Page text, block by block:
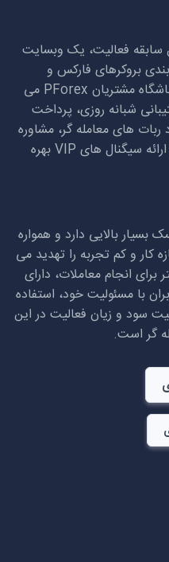
ای با بیش از 17 سال سابقه فعالیت، یک وبسایت
بروکرهای فارکس و
مشتریان PForex می
شبانه روزی، پرداخت
ربات های معامله گر، مشاوره
سیگنال های VIPبهره
بسیار بالایی دارد و همواره
کار و کم تجربه را تهدید می
انجام معاملات، دارای
با مسئولیت خود، استفاده
سود و زیان فعالیت در این
گر است.